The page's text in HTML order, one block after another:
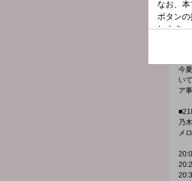
裕
■21
通
今
い
ア
■21
乃
メ